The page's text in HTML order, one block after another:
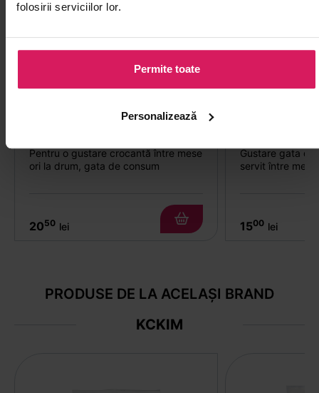
folosirii serviciilor lor.
Permite toate
Personalizează
Alge tempura chilli&lime
Pentru o gustare crocantă între mese
ori la drum, gata de consum
2050 lei
Gustare gata de
servit între
1500 lei
PRODUSE DE LA ACELAȘI BRAND
KCKIM